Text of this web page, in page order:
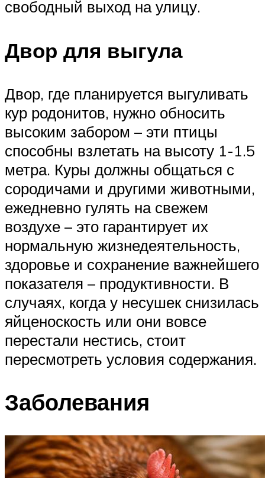
свободный выход на улицу.
Двор для выгула
Двор, где планируется выгуливать
кур родонитов, нужно обносить
высоким забором – эти птицы
способны взлетать на высоту 1-1.5
метра. Куры должны общаться с
сородичами и другими животными,
ежедневно гулять на свежем
воздухе – это гарантирует их
нормальную жизнедеятельность,
здоровье и сохранение важнейшего
показателя – продуктивности. В
случаях, когда у несушек снизилась
яйценоскость или они вовсе
перестали нестись, стоит
пересмотреть условия содержания.
Заболевания